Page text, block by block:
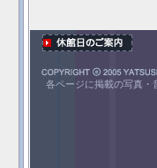
各ページに掲載の写真・